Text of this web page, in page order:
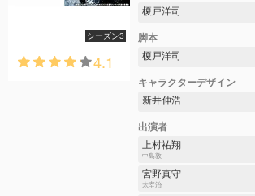
シーズン3
4.1
榎戸洋司
脚本
榎戸洋司
キャラクターデザイン
新井伸浩
出演者
上村祐翔
中島敦
宮野真守
太宰治